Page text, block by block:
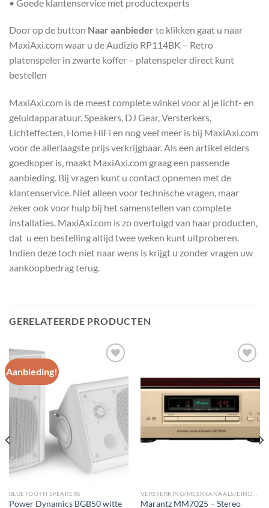
• Goede klantenservice met productexperts
Door op de button Naar aanbieder te klikken gaat u naar
MaxiAxi.com waar u de Audizio RP114BK – Retro
platenspeler in zwarte koffer – platenspeler direct kunt
bestellen
MaxiAxi.com is de meest complete winkel voor al je licht- en
geluidapparatuur. Speakers, DJ Gear, Versterkers,
Lichteffecten, Home HiFi en nog veel meer is bij MaxiAxi.com
voor de allerlaagste prijs verkrijgbaar. Als een artikel elders
goedkoper is, maakt MaxiAxi.com graag een passende
aanbieding. Bij vragen kunt u contact opnemen met de
klantenservice. Niet alleen voor technische vragen, maar
zeker ook voor hulp bij het samenstellen van complete
installaties. MaxiAxi.com is zo overtuigd van haar producten,
dat u een bestelling altijd twee weken kunt uitproberen.
Indien deze toch niet naar wens is krijgt u zonder vragen uw
aankoopbedrag terug.
GERELATEERDE PRODUCTEN
Aanbieding!
Toevoegen
wenslijst
BLUETOOTH SPEAKERS
Power Dynamics BGB50 witte
Toevoegen
aan
wenslijst
VERSTERKING/MEERKANAALS/EINDVERSTERKERS
Marantz MM7025 – Stereo